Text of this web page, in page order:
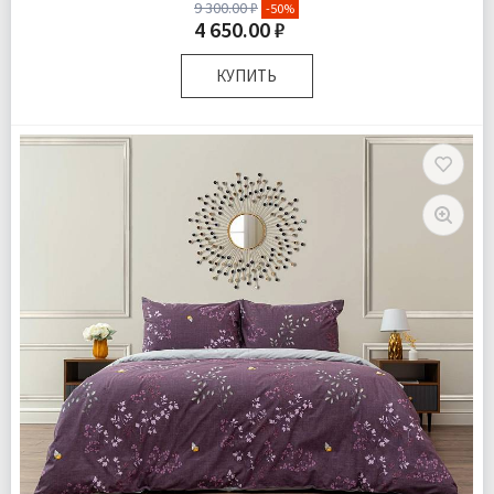
9 300.00 ₽ -50%
4 650.00 ₽
КУПИТЬ
Комплектация:
Пододеяльник 1 шт Простыня 1 шт
Наволочки 2 шт
Ранфорс
Подробнее